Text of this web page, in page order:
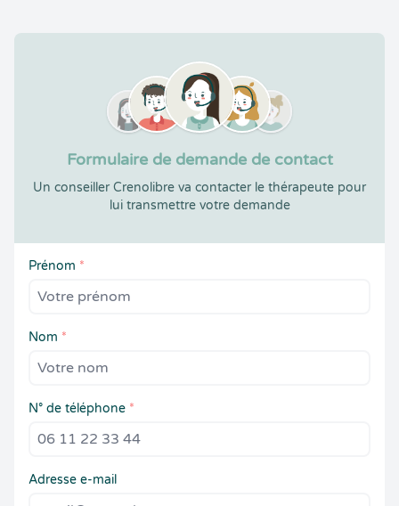
Formulaire de demande de contact
Un conseiller Crenolibre va contacter le thérapeute pour
lui transmettre votre demande
Prénom *
Nom *
N° de téléphone *
Adresse e-mail